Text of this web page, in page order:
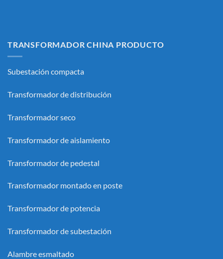
TRANSFORMADOR CHINA PRODUCTO
Subestación compacta
Transformador de distribución
Transformador seco
Transformador de aislamiento
Transformador de pedestal
Transformador montado en poste
Transformador de potencia
Transformador de subestación
Alambre esmaltado